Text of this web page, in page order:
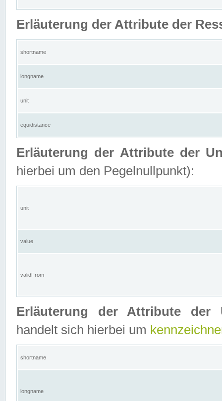
Erläuterung der Attribute der
shortname
longname
unit
equidistance
Erläuterung der Attribute der
hierbei um den Pegelnullpunkt):
unit
value
validFrom
Erläuterung der Attribute der
handelt sich hierbei um
shortname
longname